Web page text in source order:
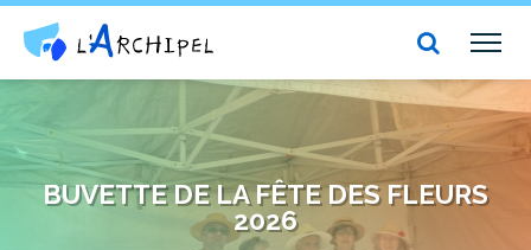
Centre social et culturel l'Archipel
BUVETTE DE LA FÊTE DES FLEURS
2026